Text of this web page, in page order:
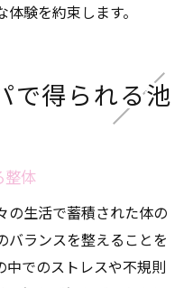
験を約束します。
で得られる池
整体
の生活で蓄積された体の
バランスを整えることを
中でのストレスや不規則